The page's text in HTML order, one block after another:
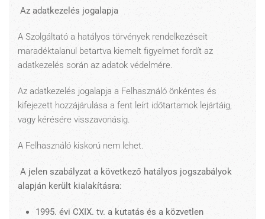
Az adatkezelés jogalapja
A Szolgáltató a hatályos törvények rendelkezéseit
maradéktalanul betartva kiemelt figyelmet fordít az
adatkezelés során az adatok védelmére.
Az adatkezelés jogalapja a Felhasználó önkéntes és
kifejezett hozzájárulása a fent leírt időtartamok lejártáig,
vagy kérésére visszavonásig.
A Felhasználó kiskorú nem lehet.
A jelen szabályzat a következő hatályos jogszabályok
alapján került kialakításra:
1995. évi CXIX. tv. a kutatás és a közvetlen